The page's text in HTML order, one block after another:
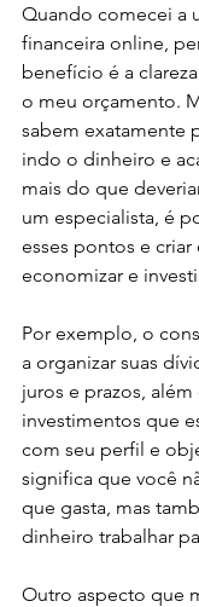
Quando comecei a
financeira online,
benefício é a
o meu orçamento.
sabem exatamente
indo o dinheiro e
mais do que
um especialista, é
esses pontos e criar
economizar e
Por exemplo, o
a organizar suas
juros e prazos,
investimentos que
com seu perfil e
significa que você
que gasta, mas
dinheiro trabalhar
Outro aspecto que